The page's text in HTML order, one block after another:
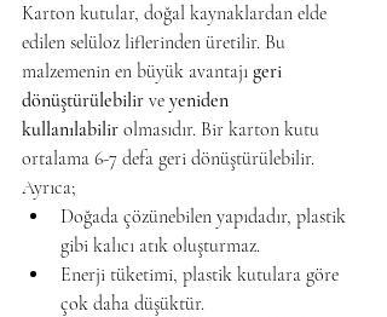
Karton kutular, doğal kaynaklardan elde
edilen selüloz liflerinden üretilir. Bu
malzemenin en büyük avantajı geri
dönüştürülebilir ve yeniden
kullanılabilir olmasıdır. Bir karton kutu
ortalama 6-7 defa geri dönüştürülebilir.
Ayrıca;
Doğada çözünebilen yapıdadır, plastik
gibi kalıcı atık oluşturmaz.
Enerji tüketimi, plastik kutulara göre
çok daha düşüktür.